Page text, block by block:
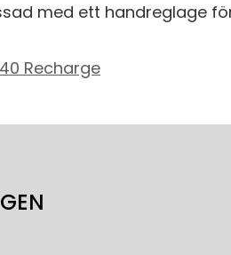
med ett handreglage
Recharge